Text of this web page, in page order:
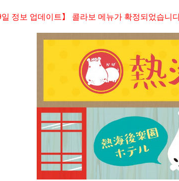
일 정보 업데이트】 콜라보 메뉴가 확정되었습니